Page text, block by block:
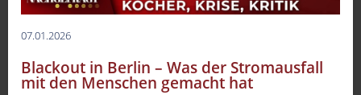
07.01.2026
Blackout in Berlin – Was der Stromausfall
mit den Menschen gemacht hat